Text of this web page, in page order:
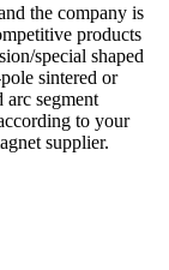
the company is
products
special shaped
sintered or
segment
to your
supplier.